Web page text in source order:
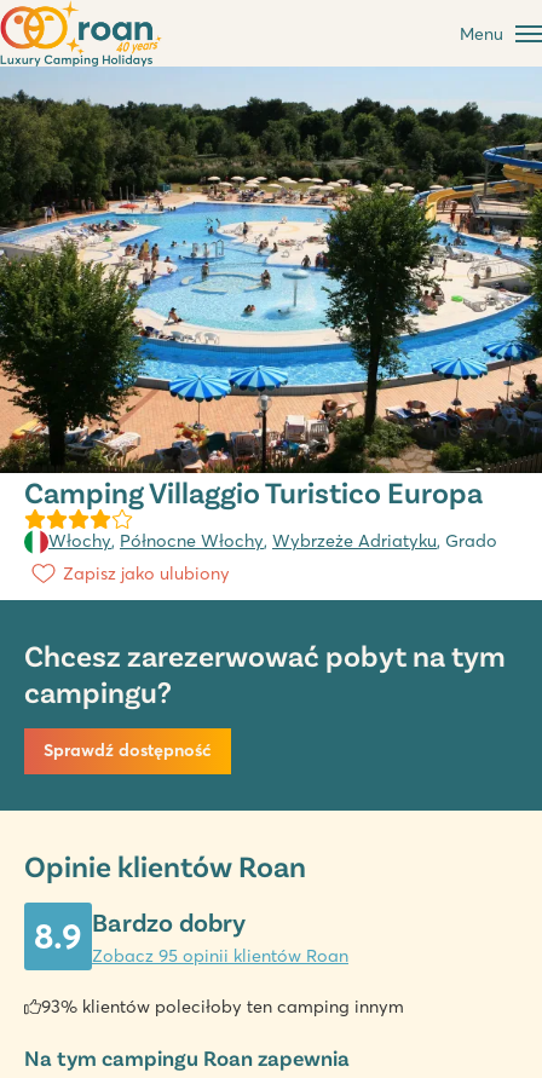
Menu
Camping Villaggio Turistico Europa
Włochy, Północne Włochy, Wybrzeże Adriatyku, Grado
Zapisz jako ulubiony
Chcesz zarezerwować pobyt na tym
campingu?
Sprawdź dostępność
Opinie klientów Roan
8.9 Bardzo dobry
Zobacz 95 opinii klientów Roan
93% klientów poleciłoby ten camping innym
Na tym campingu Roan zapewnia